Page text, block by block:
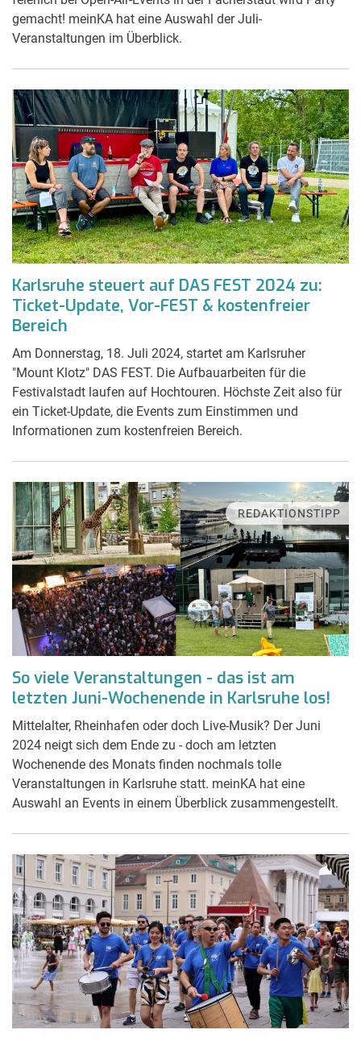
gemacht! meinKA hat eine Auswahl der Juli-
Veranstaltungen im Überblick.
Karlsruhe steuert auf DAS FEST 2024 zu:
Ticket-Update, Vor-FEST & kostenfreier
Bereich
Am Donnerstag, 18. Juli 2024, startet am Karlsruher
"Mount Klotz" DAS FEST. Die Aufbauarbeiten für die
Festivalstadt laufen auf Hochtouren. Höchste Zeit also für
ein Ticket-Update, die Events zum Einstimmen und
Informationen zum kostenfreien Bereich.
REDAKTIONSTIPP
So viele Veranstaltungen - das ist am
letzten Juni-Wochenende in Karlsruhe los!
Mittelalter, Rheinhafen oder doch Live-Musik? Der Juni
2024 neigt sich dem Ende zu - doch am letzten
Wochenende des Monats finden nochmals tolle
Veranstaltungen in Karlsruhe statt. meinKA hat eine
Auswahl an Events in einem Überblick zusammengestellt.